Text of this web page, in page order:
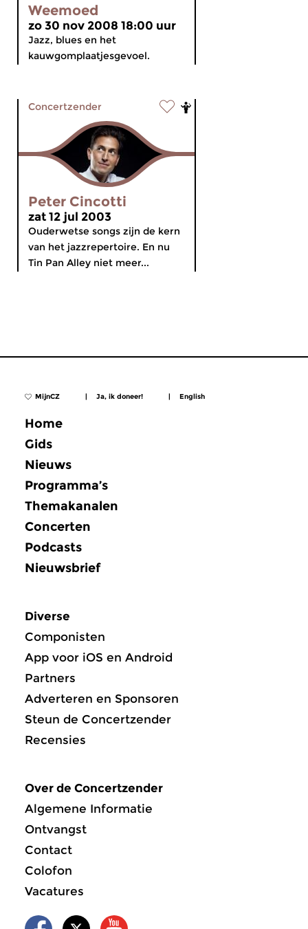
Weemoed
zo 30 nov 2008 18:00 uur
Jazz, blues en het
kauwgomplaatjesgevoel.
Concertzender
Peter Cincotti
zat 12 jul 2003
Ouderwetse songs zijn de kern
van het jazzrepertoire. En nu
Tin Pan Alley niet meer...
MijnCZ | Ja, ik doneer! | English
Home
Gids
Nieuws
Programma’s
Themakanalen
Concerten
Podcasts
Nieuwsbrief
Diverse
Componisten
App voor iOS en Android
Partners
Adverteren en Sponsoren
Steun de Concertzender
Recensies
Over de Concertzender
Algemene Informatie
Ontvangst
Contact
Colofon
Vacatures